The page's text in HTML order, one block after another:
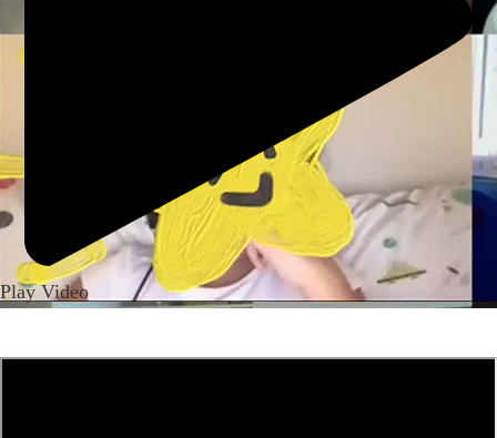
Play Video